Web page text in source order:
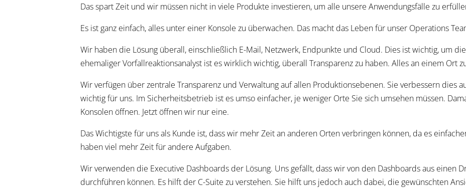
Das spart Zeit und wir müssen nicht in viele Produkte investieren, um alle unsere Anwendungsfälle zu
Es ist ganz einfach, alles unter einer Konsole zu überwachen. Das macht das Leben für unser Operations
Wir haben die Lösung überall, einschließlich E-Mail, Netzwerk, Endpunkte und Cloud. Dies ist wichtig, um
ehemaliger Vorfallreaktionsanalyst ist es wirklich wichtig, überall Transparenz zu haben. Alles an einem Ort
Wir verfügen über zentrale Transparenz und Verwaltung auf allen Produktionsebenen. Sie verbessern dies
wichtig für uns. Im Sicherheitsbetrieb ist es umso einfacher, je weniger Orte Sie sich umsehen müssen.
Konsolen öffnen. Jetzt öffnen wir nur eine.
Das Wichtigste für uns als Kunde ist, dass wir mehr Zeit an anderen Orten verbringen können, da es
haben viel mehr Zeit für andere Aufgaben.
Wir verwenden die Executive Dashboards der Lösung. Uns gefällt, dass wir von den Dashboards aus einen
durchführen können. Es hilft der C-Suite zu verstehen. Sie hilft uns jedoch auch dabei, die gewünschten